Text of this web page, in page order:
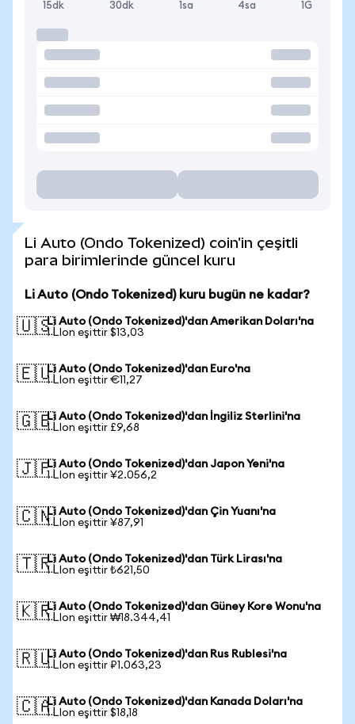
15dk 30dk 1sa 4sa 1G
Li Auto (Ondo Tokenized) coin'in çeşitli
para birimlerinde güncel kuru
Li Auto (Ondo Tokenized) kuru bugün ne kadar?
🇺🇸Li Auto (Ondo Tokenized)'dan Amerikan Doları'na
1 LIon eşittir $13,03
🇪🇺Li Auto (Ondo Tokenized)'dan Euro'na
1 LIon eşittir €11,27
🇬🇧Li Auto (Ondo Tokenized)'dan İngiliz Sterlini'na
1 LIon eşittir £9,68
🇯🇵Li Auto (Ondo Tokenized)'dan Japon Yeni'na
1 LIon eşittir ¥2.056,2
🇨🇳Li Auto (Ondo Tokenized)'dan Çin Yuanı'na
1 LIon eşittir ¥87,91
🇹🇷Li Auto (Ondo Tokenized)'dan Türk Lirası'na
1 LIon eşittir ₺621,50
🇰🇷Li Auto (Ondo Tokenized)'dan Güney Kore Wonu'na
1 LIon eşittir ₩18.344,41
🇷🇺Li Auto (Ondo Tokenized)'dan Rus Rublesi'na
1 LIon eşittir ₽1.063,23
🇨🇦Li Auto (Ondo Tokenized)'dan Kanada Doları'na
1 LIon eşittir $18,18